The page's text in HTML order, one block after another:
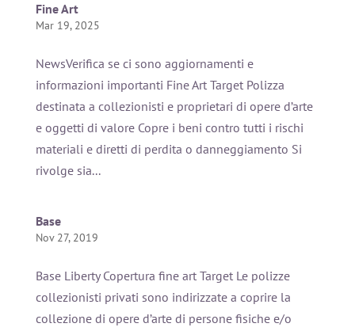
Fine Art
Mar 19, 2025
NewsVerifica se ci sono aggiornamenti e
informazioni importanti Fine Art Target Polizza
destinata a collezionisti e proprietari di opere d’arte
e oggetti di valore Copre i beni contro tutti i rischi
materiali e diretti di perdita o danneggiamento Si
rivolge sia...
Base
Nov 27, 2019
Base Liberty Copertura fine art Target Le polizze
collezionisti privati sono indirizzate a coprire la
collezione di opere d’arte di persone fisiche e/o